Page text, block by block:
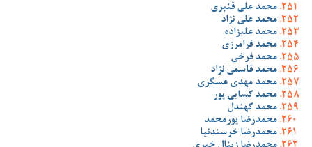
محمد علی قنبری
محمد علی نژاد
محمد علیزاده
محمد فرامرزی
محمد فرخی
محمد قاسمی نژاد
محمد مهدی عسگری
محمد کسایی پور
محمد کهندل
محمدرضا پورمحمد
محمدرضا خرسندنیا